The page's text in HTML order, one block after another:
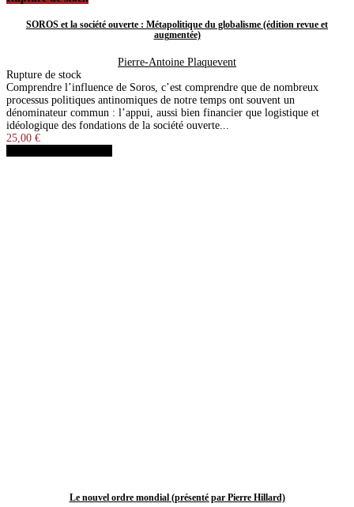
SOROS et la société ouverte : Métapolitique du globalisme (édition revue et
augmentée)
Pierre-Antoine Plaquevent
Rupture de stock
Comprendre l’influence de Soros, c’est comprendre que de nombreux
processus politiques antinomiques de notre temps ont souvent un
dénominateur commun : l’appui, aussi bien financier que logistique et
idéologique des fondations de la société ouverte...
25,00 €
Le nouvel ordre mondial (présenté par Pierre Hillard)